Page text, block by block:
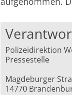
Polizeidirektion
Pressestelle
Magdeburger
14770